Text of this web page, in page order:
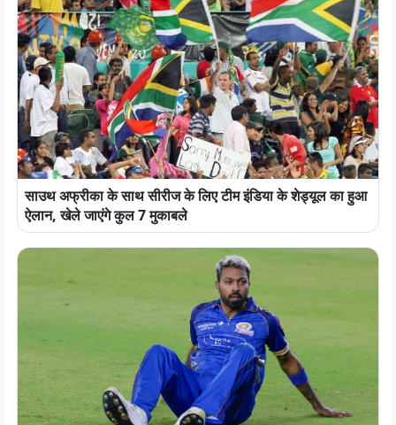
साउथ अफ्रीका के साथ सीरीज के लिए टीम इंडिया के शेड्यूल का हुआ
ऐलान, खेले जाएंगे कुल 7 मुकाबले